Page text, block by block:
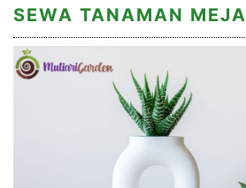
SEWA TANAMAN MEJA